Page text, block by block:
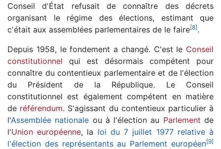
Conseil d'État refusait de connaître des décrets
organisant le régime des élections, estimant que
c'était aux assemblées parlementaires de le faire[8].
Depuis 1958, le fondement a changé. C'est le Conseil
constitutionnel qui est désormais compétent pour
connaître du contentieux parlementaire et de l'élection
du Président de la République. Le Conseil
constitutionnel est également compétent en matière
de référendum. S'agissant du contentieux particulier à
l'Assemblée nationale ou à l'élection au Parlement de
l'Union européenne, la loi du 7 juillet 1977 relative à
l'élection des représentants au Parlement européen[9]